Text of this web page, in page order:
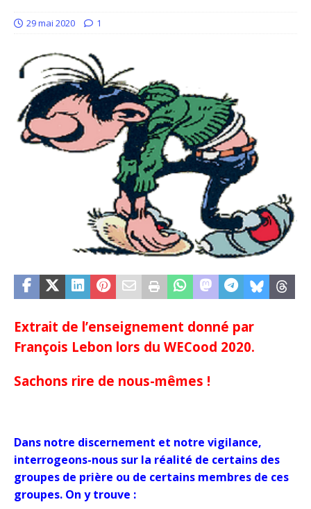
29 mai 2020 1
Extrait de l’enseignement donné par
François Lebon lors du WECood 2020.
Sachons rire de nous-mêmes !
Dans notre discernement et notre vigilance,
interrogeons-nous sur la réalité de certains des
groupes de prière ou de certains membres de ces
groupes. On y trouve :